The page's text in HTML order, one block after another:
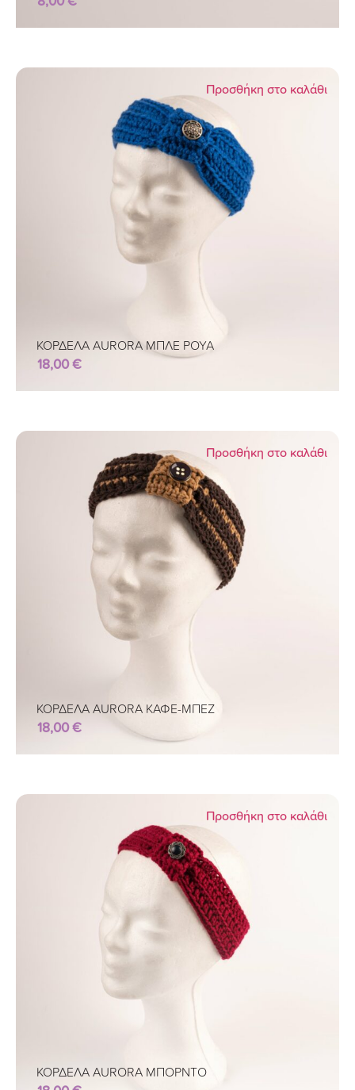
Προσθήκη στο καλάθι
ΚΟΡΔΕΛΑ AURORA ΜΠΛΕ ΡΟΥΑ
18,00€
Προσθήκη στο καλάθι
ΚΟΡΔΕΛΑ AURORA ΚΑΦΕ-ΜΠΕΖ
18,00€
Προσθήκη στο καλάθι
ΚΟΡΔΕΛΑ AURORA ΜΠΟΡΝΤΟ